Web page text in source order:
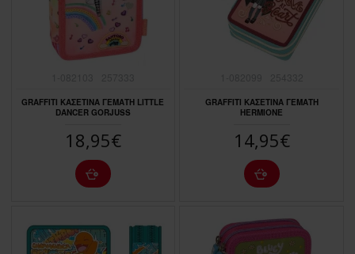
GRAFFITI ΚΑΣΕΤΙΝΑ ΓΕΜΑΤΗ LITTLE
DANCER GORJUSS
18,95€
GRAFFITI ΚΑΣΕΤΙΝΑ ΓΕΜΑΤΗ
HERMIONE
14,95€